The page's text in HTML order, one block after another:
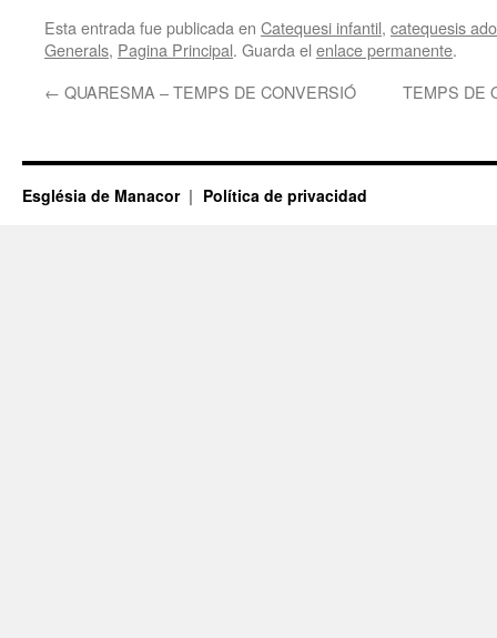
Esta entrada fue publicada en Catequesi infantil, catequesis
Generals, Pagina Principal. Guarda el enlace permanente.
← QUARESMA – TEMPS DE CONVERSIÓ TEMPS DE
Església de Manacor Política de privacidad